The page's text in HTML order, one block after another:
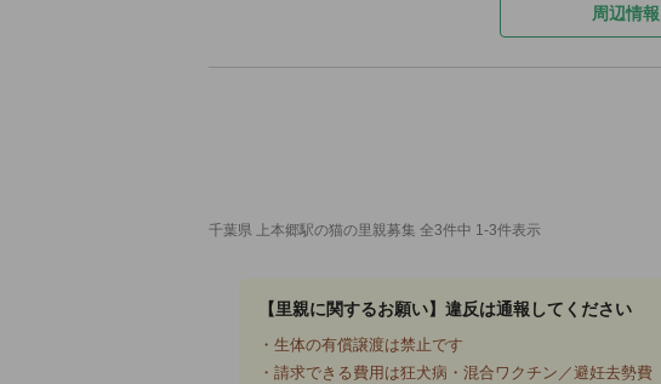
周辺情
千葉県 上本郷駅の猫の里親募集 全3件中 1-3件表示
【里親に関するお願い】違反は通報してください
・生体の有償譲渡は禁止です
・請求できる費用は狂犬病・混合ワクチン／避妊去勢